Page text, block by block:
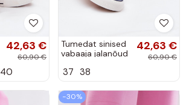
42,63 €
60,90 €
40
Tumedat sinised
vabaaja jalanõud
DD274A235
42,63 €
60,90 €
37 38
−30%